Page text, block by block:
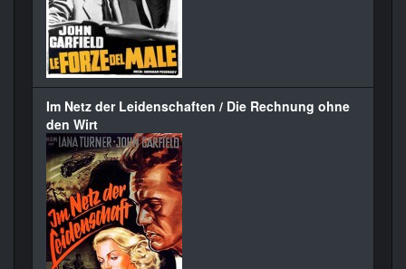
Im Netz der Leidenschaften / Die Rechnung ohne
den Wirt